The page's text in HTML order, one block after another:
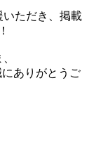
いただき、掲載
ありがとうご